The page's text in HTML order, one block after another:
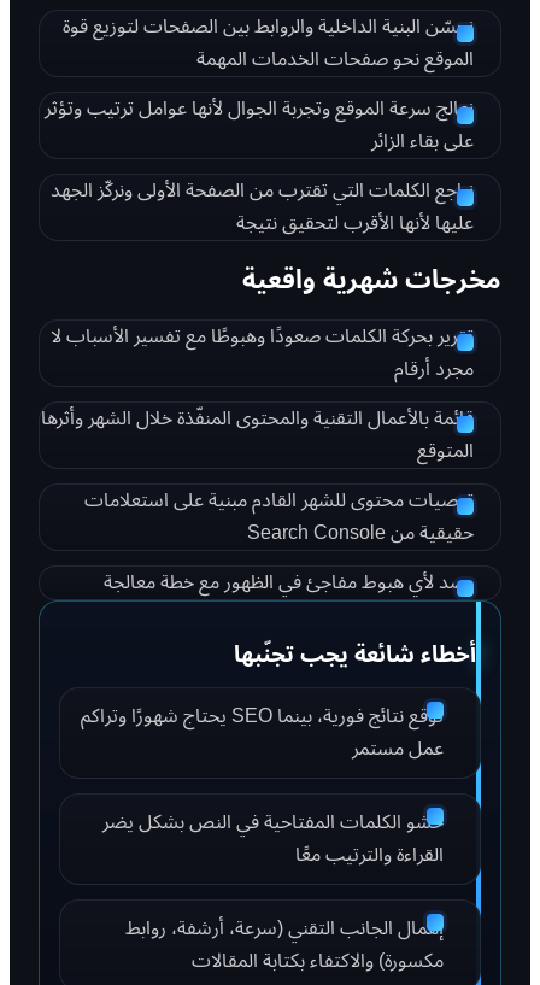
نحسّن البنية الداخلية والروابط بين الصفحات لتوزيع قوة
الموقع نحو صفحات الخدمات المهمة
نعالج سرعة الموقع وتجربة الجوال لأنها عوامل ترتيب وتؤثر
على بقاء الزائر
نراجع الكلمات التي تقترب من الصفحة الأولى ونركّز الجهد
عليها لأنها الأقرب لتحقيق نتيجة
مخرجات شهرية واقعية
تقرير بحركة الكلمات صعودًا وهبوطًا مع تفسير الأسباب لا
مجرد أرقام
قائمة بالأعمال التقنية والمحتوى المنفّذة خلال الشهر وأثرها
المتوقع
توصيات محتوى للشهر القادم مبنية على استعلامات
حقيقية من Search Console
رصد لأي هبوط مفاجئ في الظهور مع خطة معالجة
أخطاء شائعة يجب تجنّبها
توقع نتائج فورية، بينما SEO يحتاج شهورًا وتراكم
عمل مستمر
حشو الكلمات المفتاحية في النص بشكل يضر
القراءة والترتيب معًا
إهمال الجانب التقني (سرعة، أرشفة، روابط
مكسورة) والاكتفاء بكتابة المقالات